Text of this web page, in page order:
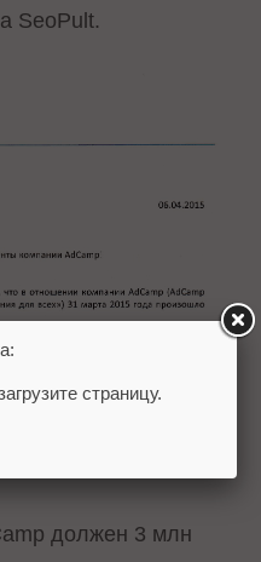
SeoPult.
должен 3 млн
страницу.